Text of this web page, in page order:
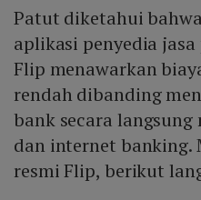
Patut diketahui
aplikasi penyedia
Flip menawarkan
rendah dibanding
bank secara langsung
dan internet banking.
resmi Flip, berikut